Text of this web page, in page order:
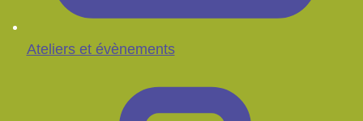
Ateliers et évènements